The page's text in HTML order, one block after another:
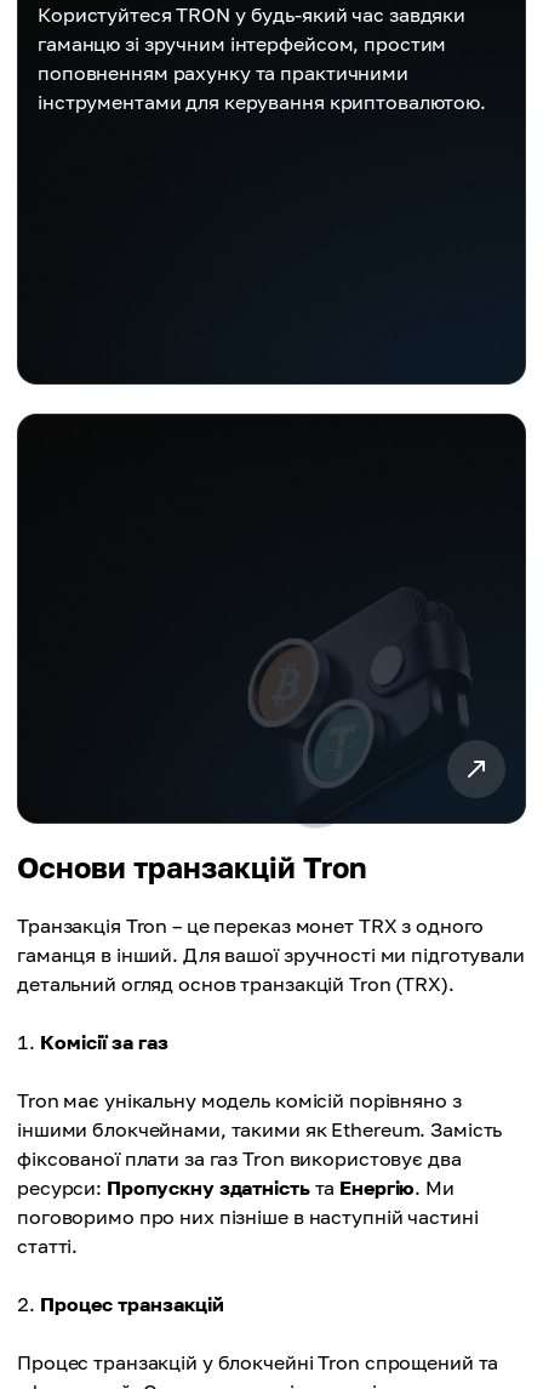
Користуйтеся TRON у будь-який час завдяки
гаманцю зі зручним інтерфейсом, простим
поповненням рахунку та практичними
інструментами для керування криптовалютою.
Основи транзакцій Tron
Транзакція Tron – це переказ монет TRX з одного
гаманця в інший. Для вашої зручності ми підготували
детальний огляд основ транзакцій Tron (TRX).
Комісії за газ
Tron має унікальну модель комісій порівняно з
іншими блокчейнами, такими як Ethereum. Замість
фіксованої плати за газ Tron використовує два
ресурси: Пропускну здатністьта Енергію. Ми
поговоримо про них пізніше в наступній частині
статті.
Процес транзакцій
Процес транзакцій у блокчейні Tron спрощений та